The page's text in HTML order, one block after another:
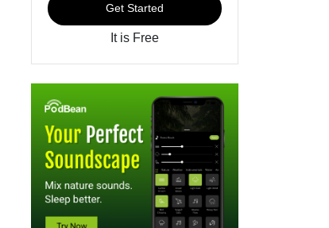
Get Started
It is Free